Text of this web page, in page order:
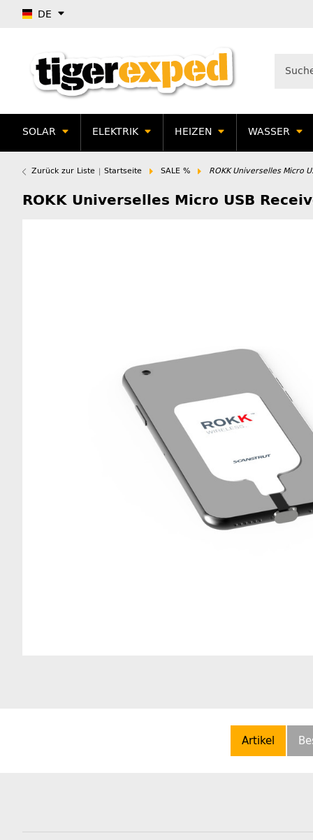
DE
SOLAR ELEKTRIK HEIZEN WASSER
Zurück zur Liste Startseite SALE % ROKK Universelles Micro
ROKK Universelles Micro USB
Artikel